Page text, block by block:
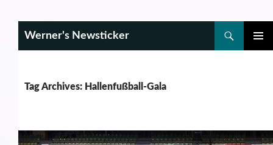
Werner's Newsticker
Tag Archives: Hallenfußball-Gala